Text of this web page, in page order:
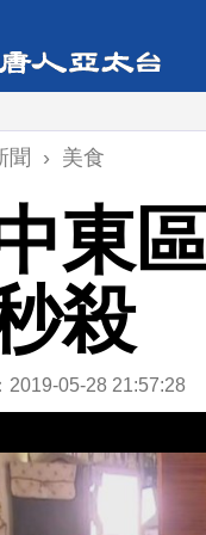
聞 › 美食
東
殺
2019-05-28 21:57:28